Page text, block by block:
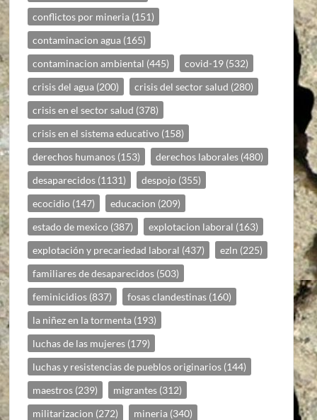
conflictos por mineria (151)
contaminacion agua (165)
contaminacion ambiental (445) covid-19 (532)
crisis del agua (200) crisis del sector salud (280)
crisis en el sector salud (378)
crisis en el sistema educativo (158)
derechos humanos (153) derechos laborales (480)
desaparecidos (1131) despojo (355)
ecocidio (147) educacion (209)
estado de mexico (387) explotacion laboral (163)
explotación y precariedad laboral (437) ezln (225)
familiares de desaparecidos (503)
feminicidios (837) fosas clandestinas (160)
la niñez en la tormenta (193)
luchas de las mujeres (179)
luchas y resistencias de pueblos originarios (144)
maestros (239) migrantes (312)
militarizacion (272) mineria (340)